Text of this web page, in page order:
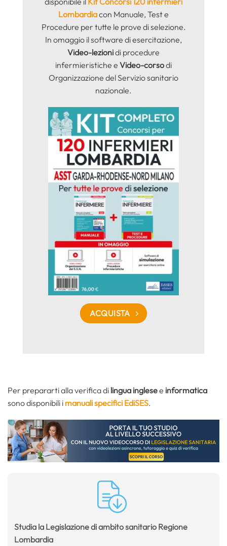
Lombardiacon Manuale, Test e
Procedure per tutte le prove di selezione.
In omaggio il software di esercitazione,
Video-lezionidi procedure
infermieristiche e Video-corsodi
Organizzazione del Servizio sanitario
nazionale.
ACQUISTA
Per prepararti alla verifica di lingua inglesee informatica
sono disponibili i manuali specifici EdiSES.
Studia la Legislazione di ambito sanitario Regione
Lombardia